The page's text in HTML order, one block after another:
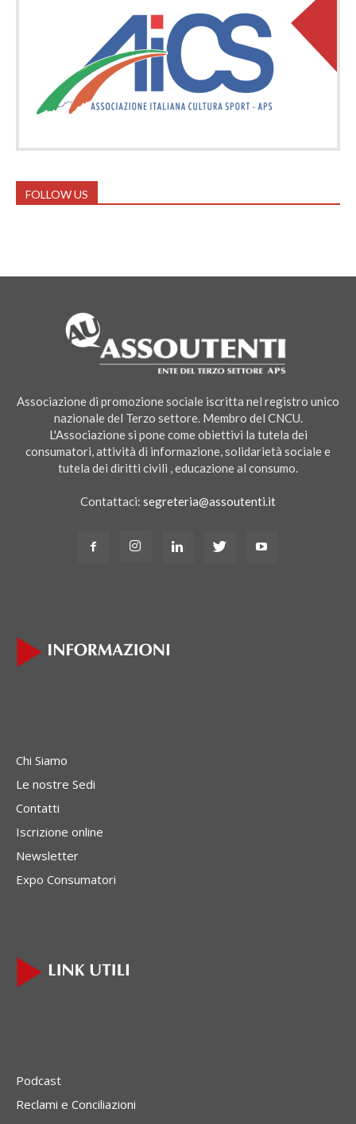
FOLLOW US
Associazione di promozione sociale iscritta nel registro unico
nazionale del Terzo settore. Membro del CNCU.
L'Associazione si pone come obiettivi la tutela dei
consumatori, attività di informazione, solidarietà sociale e
tutela dei diritti civili , educazione al consumo.
Contattaci: segreteria@assoutenti.it
Chi Siamo
Le nostre Sedi
Contatti
Iscrizione online
Newsletter
Expo Consumatori
Podcast
Reclami e Conciliazioni